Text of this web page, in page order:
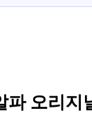
파 오리지